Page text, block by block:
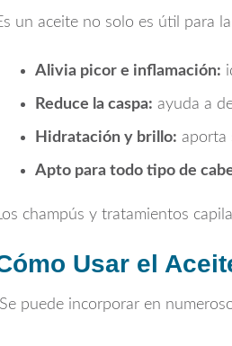
un aceite no solo es útil para
Alivia picor e inflamación:
Reduce la caspa: ayuda a
Hidratación y brillo: aporta
Apto para todo tipo de
champús y tratamientos
Usar el
Se puede incorporar en